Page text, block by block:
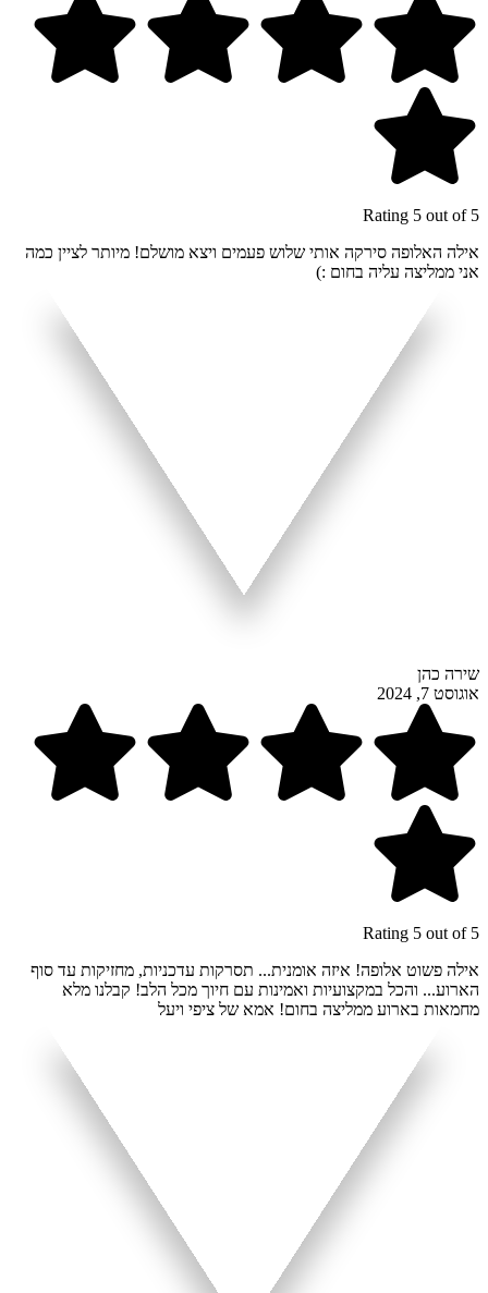
Rating 5 out of 5
אילה האלופה סירקה אותי שלוש פעמים ויצא מושלם! מיותר לציין כמה
אני ממליצה עליה בחום :)
שירה כהן
אוגוסט 7, 2024
Rating 5 out of 5
אילה פשוט אלופה! איזה אומנית... תסרקות עדכניות, מחזיקות עד סוף
הארוע... והכל במקצועיות ואמינות עם חיוך מכל הלב! קבלנו מלא
מחמאות בארוע ממליצה בחום! אמא של ציפי ויעל